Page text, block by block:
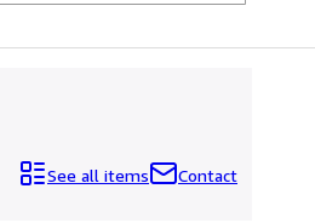
See all items Contact